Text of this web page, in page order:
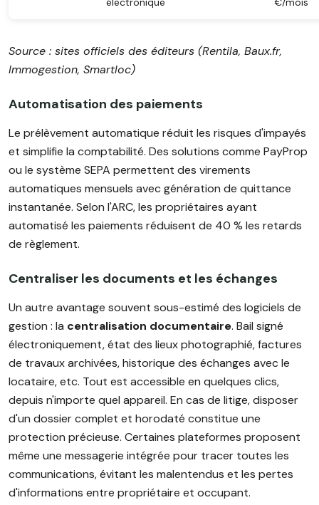
Source : sites officiels des éditeurs (Rentila, Baux.fr,
Immogestion, Smartloc)
Automatisation des paiements
Le prélèvement automatique réduit les risques d'impayés
et simplifie la comptabilité. Des solutions comme PayProp
ou le système SEPA permettent des virements
automatiques mensuels avec génération de quittance
instantanée. Selon l'ARC, les propriétaires ayant
automatisé les paiements réduisent de 40 % les retards
de règlement.
Centraliser les documents et les échanges
Un autre avantage souvent sous-estimé des logiciels de
gestion : la centralisation documentaire. Bail signé
électroniquement, état des lieux photographié, factures
de travaux archivées, historique des échanges avec le
locataire, etc. Tout est accessible en quelques clics,
depuis n'importe quel appareil. En cas de litige, disposer
d'un dossier complet et horodaté constitue une
protection précieuse. Certaines plateformes proposent
même une messagerie intégrée pour tracer toutes les
communications, évitant les malentendus et les pertes
d'informations entre propriétaire et occupant.